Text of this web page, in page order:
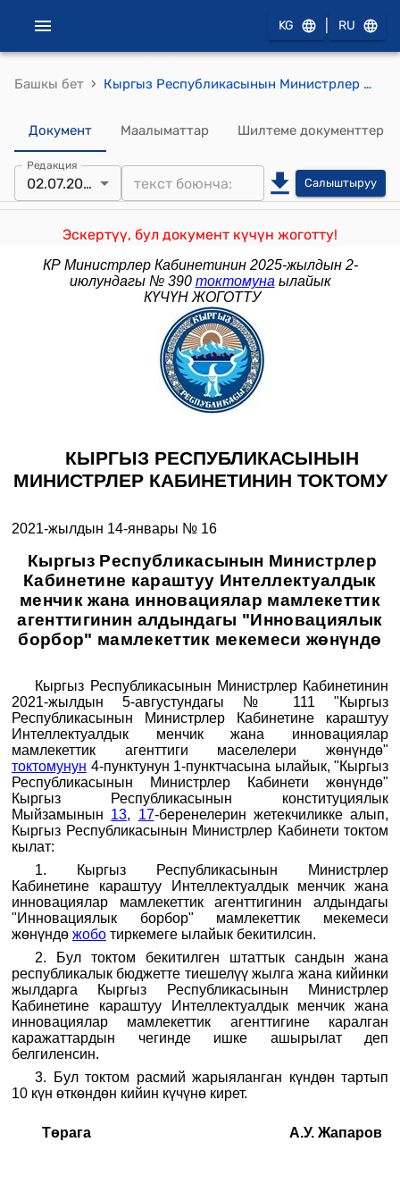
KG RU
Башкы бет › Кыргыз Республикасынын Министрлер Кабинетинин 2021-жылдын 14-январындагы № 16 "Кыргыз Республикасынын Министрлер Кабинетине караштуу Интеллектуалдык менчик жана инновациялар мамлекеттик агенттигинин алдындагы "Инновациялык борбор" мамлекеттик мекемеси жөнүндө" токтому
Документ Маалыматтар Шилтеме документтер
Редакция
02.07.2025 Салыштыруу
Эскертүү, бул документ күчүн жоготту!